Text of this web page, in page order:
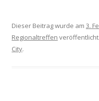
Dieser Beitrag wurde am 3.
Regionaltreffen
City.